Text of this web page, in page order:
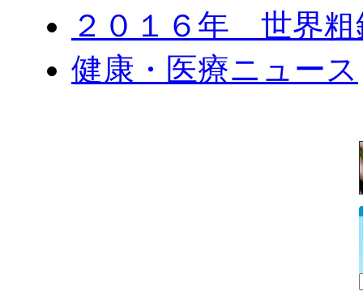
２０１６年 世界粗
健康・医療ニュース